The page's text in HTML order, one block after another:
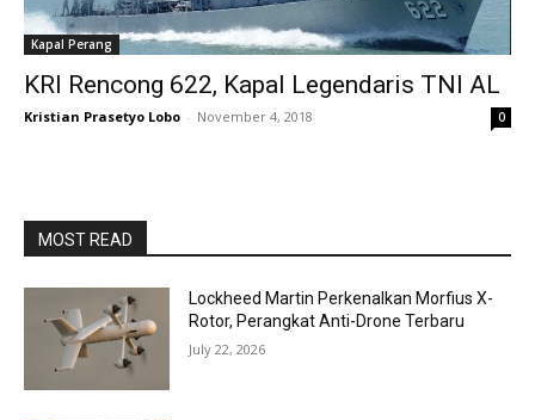
Kapal Perang
KRI Rencong 622, Kapal Legendaris TNI AL
Kristian Prasetyo Lobo - November 4, 2018 0
MOST READ
Lockheed Martin Perkenalkan Morfius X-
Rotor, Perangkat Anti-Drone Terbaru
July 22, 2026